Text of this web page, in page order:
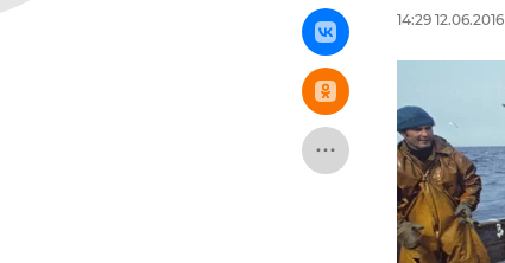
14:29 12.06.2016